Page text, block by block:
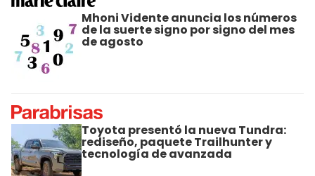
Mhoni Vidente anuncia los números
de la suerte signo por signo del mes
de agosto
Toyota presentó la nueva Tundra:
rediseño, paquete Trailhunter y
tecnología de avanzada